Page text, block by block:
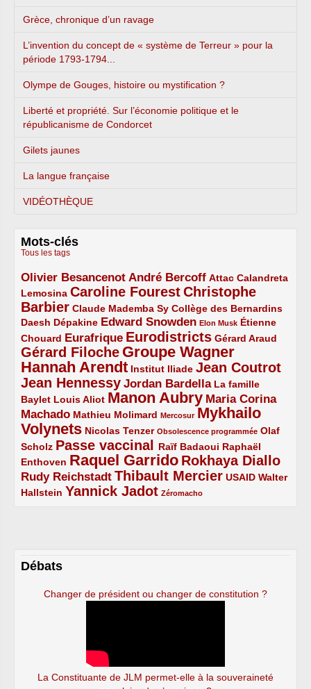
Grèce, chronique d’un ravage
L’invention du concept de « système de Terreur » pour la
période 1793-1794...
Olympe de Gouges, histoire ou mystification ?
Liberté et propriété. Sur l’économie politique et le
républicanisme de Condorcet
Gilets jaunes
La langue française
VIDÉOTHÈQUE
Mots-clés
Tous les tags
Olivier Besancenot
3/5 André Bercoff
3/5 Attac
2/5
Calandreta
Lemosina
2/5 Caroline Fourest
4/5
Christophe
Barbier
4/5 Claude Mademba Sy
2/5 Collège des Bernardins
2/5
Daesh
2/5 Dépakine
2/5 Edward Snowden
3/5 Elon Musk
1/5
Étienne
Chouard
2/5 Eurafrique
3/5 Eurodistricts
4/5 Gérard Araud
2/5
Gérard Filoche
4/5 Groupe Wagner
5/5
Hannah Arendt
5/5 Institut Iliade
2/5 Jean Coutrot
4/5
Jean Hennessy
4/5 Jordan Bardella
3/5
La famille
Baylet
2/5 Louis Aliot
2/5 Manon Aubry
5/5
Maria Corina
Machado
3/5 Mathieu Molimard
2/5 Mercosur
1/5
Mykhailo
Volynets
5/5 Nicolas Tenzer
2/5 Obsolescence programmée
1/5
Olaf
Scholz
2/5 Passe vaccinal
4/5 Raïf Badaoui
2/5
Raphaël
Enthoven
2/5 Raquel Garrido
5/5 Rokhaya Diallo
4/5
Rudy Reichstadt
3/5 Thibault Mercier
4/5 USAID
2/5
Walter
Hallstein
2/5 Yannick Jadot
4/5 Zéromacho
1/5
Débats
Changer de président ou changer de constitution ?
La Constituante de JLM permet-elle à la souveraineté